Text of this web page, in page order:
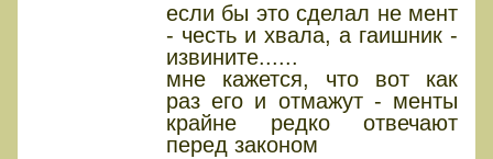
если бы это сделал не мент
- честь и хвала, а гаишник -
извините......
мне кажется, что вот как
раз его и отмажут - менты
крайне редко отвечают
перед законом